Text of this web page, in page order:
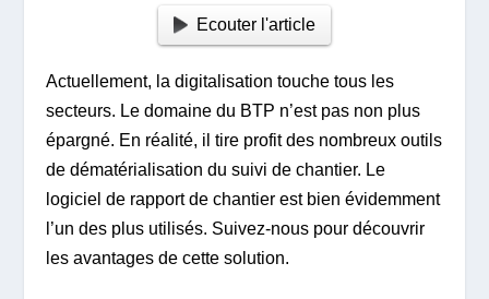
Ecouter l'article
Actuellement, la digitalisation touche tous les
secteurs. Le domaine du BTP n’est pas non plus
épargné. En réalité, il tire profit des nombreux outils
de dématérialisation du suivi de chantier. Le
logiciel de rapport de chantier est bien évidemment
l’un des plus utilisés. Suivez-nous pour découvrir
les avantages de cette solution.